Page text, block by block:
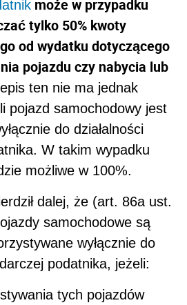
może w przypadku
tylko 50% kwoty
od wydatku dotyczącego
pojazdu czy nabycia lub
ten nie ma jednak
pojazd samochodowy jest
do działalności
W takim wypadku
możliwe w 100%.
dalej, że (art. 86a ust.
samochodowe są
wyłącznie do
podatnika, jeżeli:
tych pojazdów